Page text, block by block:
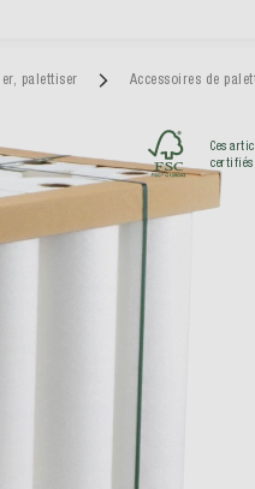
palettiser Accessoires de
Ces
certifiés